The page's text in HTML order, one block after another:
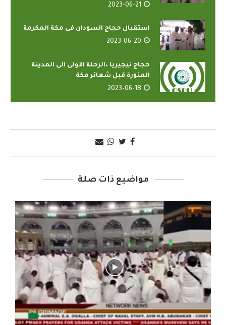
2023-06-21
استقبال حجاج السودان فى مكة المكرمة
2023-06-20
حجاج نيجيريا ،الرحلة الأولى الى المدينة
المنورة قبل شعائر مكة
2023-06-18
مواضيع ذات صلة